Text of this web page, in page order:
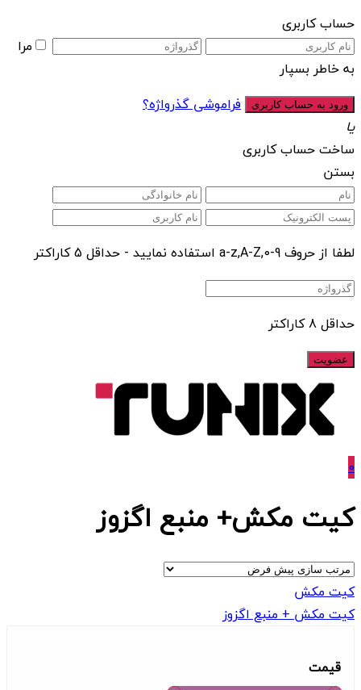
حساب کاربری
مرا
به خاطر بسپار
فراموشی گذرواژه؟
یا
ساخت حساب کاربری
بستن
لطفا از حروف a-z,A-Z,0-9 استفاده نمایید - حداقل 5 کاراکتر
حداقل 8 کاراکتر
0
کیت مکش+ منبع اگزوز
کیت مکش
کیت مکش + منبع اگزوز
قیمت